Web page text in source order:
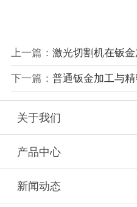
上一篇： 激光切割机在钣
下一篇： 普通钣金加工与
关于我们
产品中心
新闻动态